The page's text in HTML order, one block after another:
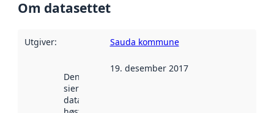
Om datasettet
Utgiver: Sauda kommune
Denne datoen
sier når
datasettet ble
19. desember 2017